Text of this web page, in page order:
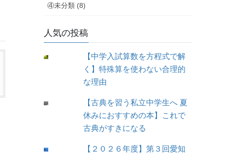
④未分類 (8)
人気の投稿
【中学入試算数を方程式で解
く】特殊算を使わない合理的
な理由
【古典を習う私立中学生へ 夏
休みにおすすめの本】これで
古典がすきになる
【２０２６年度】第３回愛知